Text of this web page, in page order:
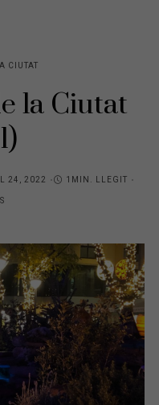
CIUTAT
la Ciutat
24, 2022
1MIN. LLEGIT